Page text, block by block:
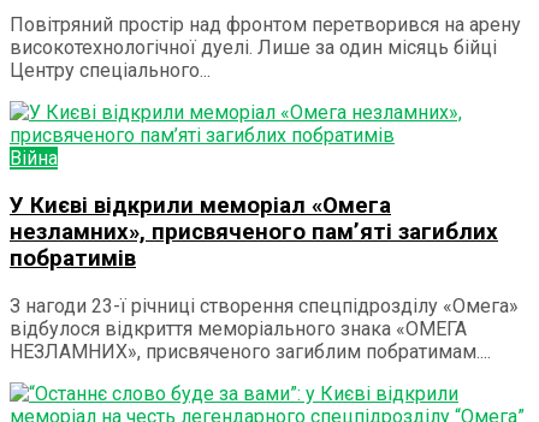
Повітряний простір над фронтом перетворився на арену
високотехнологічної дуелі. Лише за один місяць бійці
Центру спеціального...
Війна
У Києві відкрили меморіал «Омега
незламних», присвяченого пам’яті загиблих
побратимів
З нагоди 23-ї річниці створення спецпідрозділу «Омега»
відбулося відкриття меморіального знака «ОМЕГА
НЕЗЛАМНИХ», присвяченого загиблим побратимам....